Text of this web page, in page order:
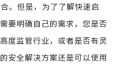
。但是，为了了解快速启
要明确自己的需求，您是否
度监管行业，或者是否有灵
安全解决方案还是可以使用